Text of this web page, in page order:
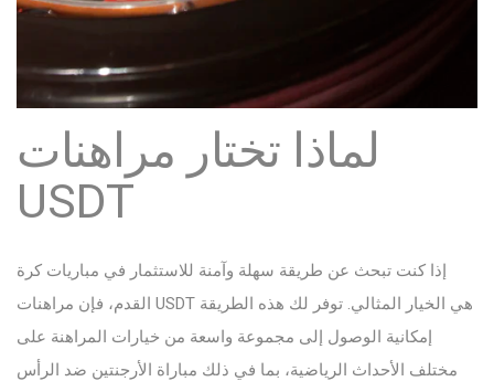
لماذا تختار مراهنات
USDT
إذا كنت تبحث عن طريقة سهلة وآمنة للاستثمار في مباريات كرة
القدم، فإن مراهنات USDT هي الخيار المثالي. توفر لك هذه الطريقة
إمكانية الوصول إلى مجموعة واسعة من خيارات المراهنة على
مختلف الأحداث الرياضية، بما في ذلك مباراة الأرجنتين ضد الرأس